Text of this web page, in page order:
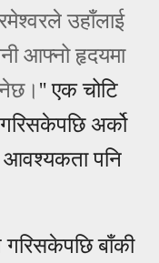
उहाँलाई
आफ्‍नो हृदयमा
। '' एक चोटि
अर्को
आवश्यकता पनि
बाँकी